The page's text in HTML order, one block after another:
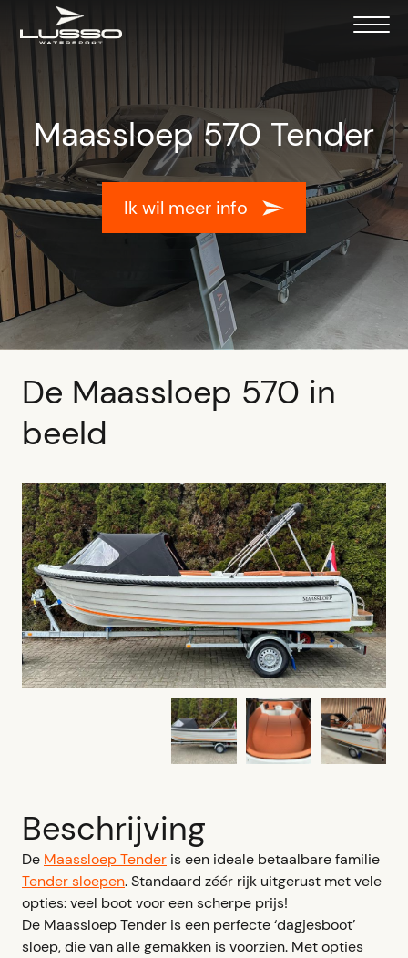
Maassloep 570 Tender
Ik wil meer info
De Maassloep 570 in
beeld
Beschrijving
De Maassloep Tender is een ideale betaalbare familie
Tender sloepen. Standaard zéér rijk uitgerust met vele
opties: veel boot voor een scherpe prijs!
De Maassloep Tender is een perfecte ‘dagjesboot’
sloep, die van alle gemakken is voorzien. Met opties